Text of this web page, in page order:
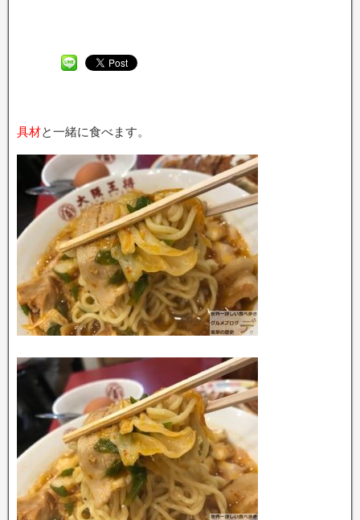
具材と一緒に食べます。